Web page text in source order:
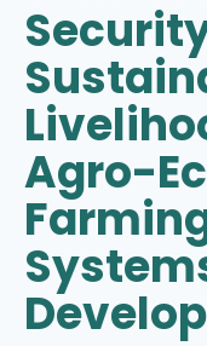
Agro-